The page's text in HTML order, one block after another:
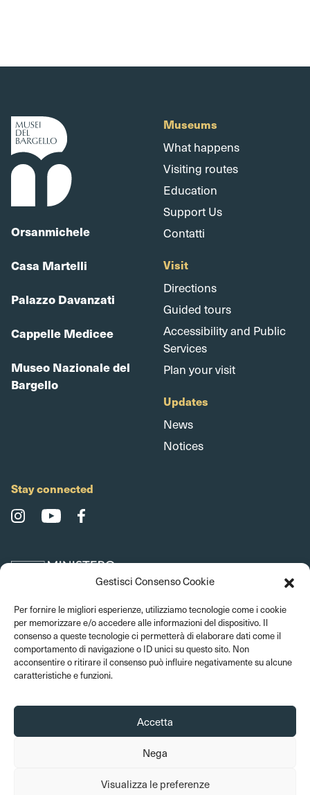
Gestisci Consenso Cookie
Per fornire le migliori esperienze, utilizziamo tecnologie come i cookie
per memorizzare e/o accedere alle informazioni del dispositivo. Il
consenso a queste tecnologie ci permetterà di elaborare dati come il
comportamento di navigazione o ID unici su questo sito. Non
acconsentire o ritirare il consenso può influire negativamente su alcune
caratteristiche e funzioni.
Accetta
Nega
Visualizza le preferenze
Orsanmichele
Casa Martelli
Palazzo Davanzati
Cappelle Medicee
Museo Nazionale del
Bargello
Museums
What happens
Visiting routes
Education
Support Us
Contatti
Visit
Directions
Guided tours
Accessibility and Public
Services
Plan your visit
Updates
News
Notices
Stay connected
© 2026 Bargello Museums. All rights reserved